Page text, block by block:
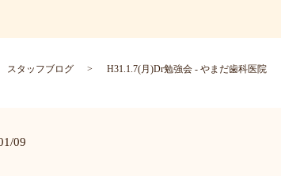
スタッフブログ H31.1.7(月)Dr勉強会 - やまだ歯科医院
09